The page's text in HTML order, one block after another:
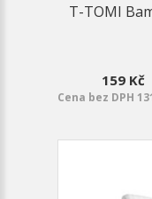
T-TOMI
159 Kč
Cena bez DPH